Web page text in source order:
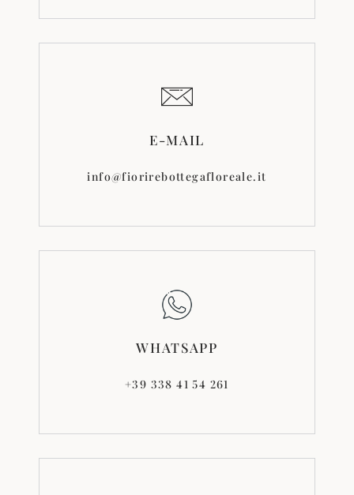
E-MAIL
info@fiorirebottegafloreale.it
WHATSAPP
+39 338 41 54 261